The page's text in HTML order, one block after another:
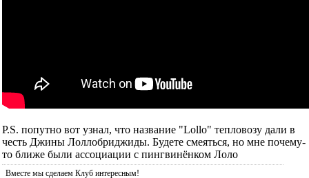
P.S. попутно вот узнал, что название "Lollo" тепловозу дали в
честь Джины Лоллобриджиды. Будете смеяться, но мне почему-
то ближе были ассоциации с пингвинёнком Лоло
Вместе мы сделаем Клуб интересным!